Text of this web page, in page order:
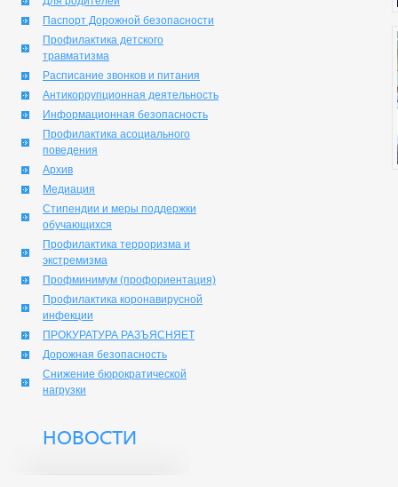
Паспорт Дорожной безопасности
Профилактика детского
травматизма
Расписание звонков и питания
Антикоррупционная деятельность
Информационная безопасность
Профилактика асоциального
поведения
Архив
Медиация
Стипендии и меры поддержки
обучающихся
Профилактика терроризма и
экстремизма
Профминимум (профориентация)
Профилактика коронавирусной
инфекции
ПРОКУРАТУРА РАЗЪЯСНЯЕТ
Дорожная безопасность
Снижение бюрократической
нагрузки
НОВОСТИ